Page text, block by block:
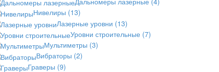
Нивелиры (13)
Лазерные уровни (13)
Уровни строительные (7)
Мультиметры (3)
Вибраторы (2)
Граверы (9)